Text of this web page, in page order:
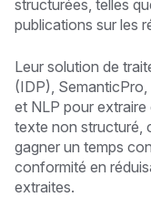
structurées, telles
publications sur les
Leur solution de
(IDP),
et NLP pour
texte non structuré,
gagner un temps
conformité en
extraites.